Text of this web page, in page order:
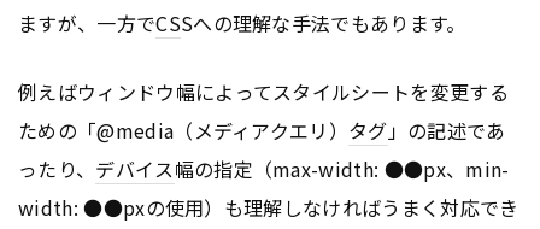
ますが、一方でCSSへの理解な手法でもあります。
例えばウィンドウ幅によってスタイルシートを変更する
ための「@media（メディアクエリ） タグ」の記述であ
ったり、 デバイス幅の指定（max-width: ●●px、min-
width: ●●pxの使用）も理解しなければうまく対応でき